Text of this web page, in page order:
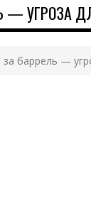
— УГРОЗА
за баррель —